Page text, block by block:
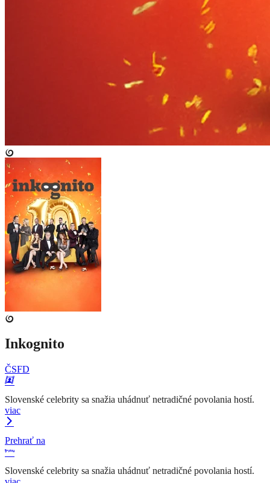
Inkognito
ČSFD
Slovenské celebrity sa snažia uhádnuť netradičné povolania hostí.
viac
Prehrať na
Slovenské celebrity sa snažia uhádnuť netradičné povolania hostí.